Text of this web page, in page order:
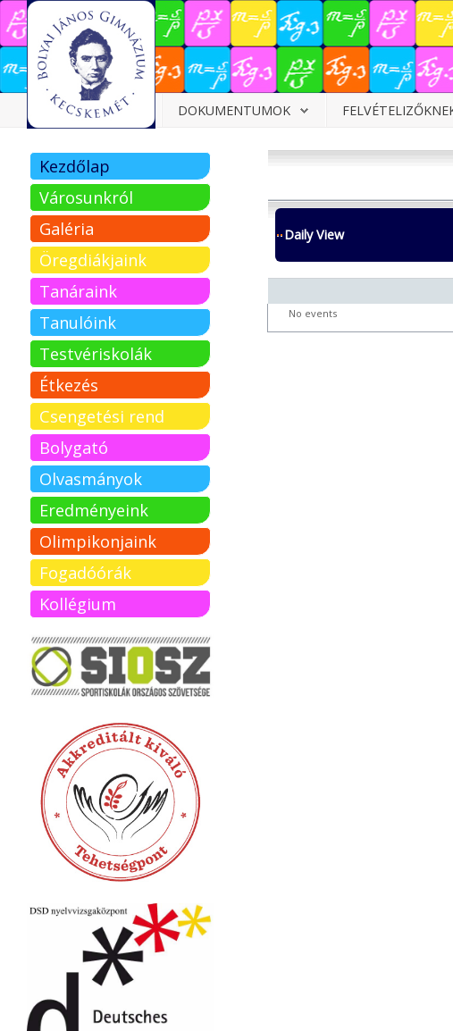
Dokumentumok
Felvételizőknek
Pályázatok
Tehetségpont
Közérdekű
adatok
Tanárjelölteknek
DOKUMENTUMOK
Daily View
No events
Kezdőlap
Városunkról
Galéria
Öregdiákjaink
Tanáraink
Tanulóink
Testvériskolák
Étkezés
Csengetési rend
Bolygató
Olvasmányok
Eredményeink
Olimpikonjaink
Fogadóórák
Kollégium